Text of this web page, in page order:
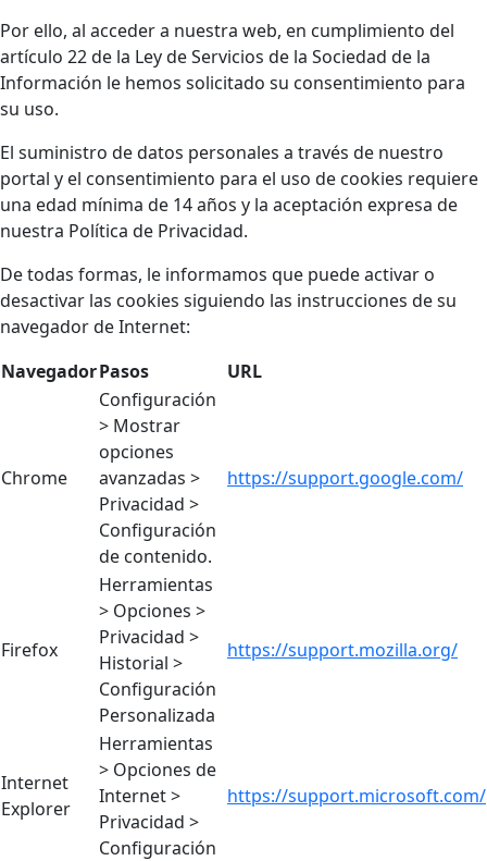
Por ello, al acceder a nuestra web, en cumplimiento del
artículo 22 de la Ley de Servicios de la Sociedad de la
Información le hemos solicitado su consentimiento para
su uso.
El suministro de datos personales a través de nuestro
portal y el consentimiento para el uso de cookies requiere
una edad mínima de 14 años y la aceptación expresa de
nuestra Política de Privacidad.
De todas formas, le informamos que puede activar o
desactivar las cookies siguiendo las instrucciones de su
navegador de Internet:
NavegadorPasos URL
Chrome
Configuración
> Mostrar
opciones
avanzadas >
Privacidad >
Configuración
de contenido.
https://support.google.com/
Firefox
Herramientas
> Opciones >
Privacidad >
Historial >
Configuración
Personalizada
https://support.mozilla.org/
Internet
Explorer
Herramientas
> Opciones de
Internet >
Privacidad >
Configuración
https://support.microsoft.com/